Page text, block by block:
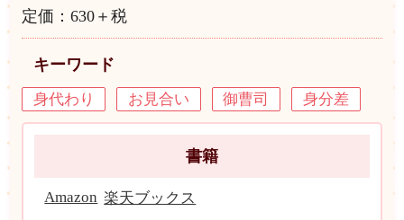
定価：630＋税
キーワード
身代わり お見合い 御曹司 身分差
書籍
Amazon 楽天ブックス